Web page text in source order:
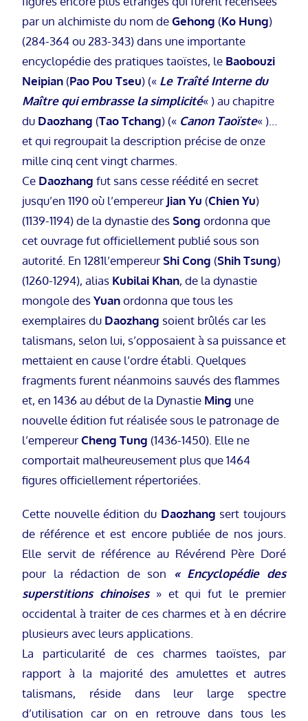
par un alchimiste du nom deGehong (Ko Hung)
(284-364 ou 283-343) dans une importante
encyclopédie des pratiques taoïstes, le Baobouzi
Neipian(Pao Pou Tseu) (« Le Traîté Interne du
Maître qui embrasse la simplicité« ) au chapitre
du Daozhang (Tao Tchang) (« Canon Taoïste« )…
et qui regroupait la description précise de onze
mille cinq cent vingt charmes.
Ce Daozhang fut sans cesse réédité en secret
jusqu’en 1190 où l’empereur Jian Yu (Chien Yu)
(1139-1194) de la dynastie desSong ordonna que
cet ouvrage fut officiellement publié sous son
autorité. En 1281l’empereurShi Cong (Shih Tsung)
(1260-1294), alias Kubilai Khan, de la dynastie
mongole desYuanordonna que tous les
exemplaires du Daozhang soient brûlés car les
talismans, selon lui, s’opposaient à sa puissance et
mettaient en cause l’ordre établi. Quelques
fragments furent néanmoins sauvés des flammes
et, en 1436 au début de la Dynastie Ming une
nouvelle édition fut réalisée sous le patronage de
l’empereurCheng Tung (1436-1450). Elle ne
comportait malheureusement plus que 1464
figures officiellement répertoriées.
Cette nouvelle édition du Daozhang sert toujours
de référence et est encore publiée de nos jours.
Elle servit de référence au Révérend Père Doré
pour la rédaction de son « Encyclopédie des
superstitions chinoises» et qui fut le premier
occidental à traiter de ces charmes et à en décrire
plusieurs avec leurs applications.
La particularité de ces charmes taoïstes, par
rapport à la majorité des amulettes et autres
talismans, réside dans leur large spectre
d’utilisation car on en retrouve dans tous les